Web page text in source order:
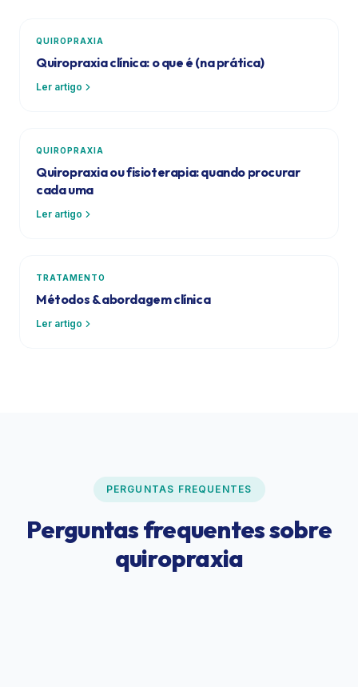
QUIROPRAXIA
Quiropraxia clínica: o que é (na prática)
Ler artigo
QUIROPRAXIA
Quiropraxia ou fisioterapia: quando procurar
cada uma
Ler artigo
TRATAMENTO
Métodos & abordagem clínica
Ler artigo
PERGUNTAS FREQUENTES
Perguntas frequentes sobre
quiropraxia